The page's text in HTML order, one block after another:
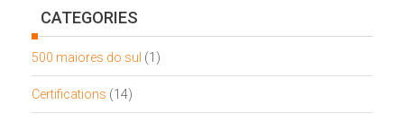
CATEGORIES
500 maiores do sul (1)
Certifications (14)